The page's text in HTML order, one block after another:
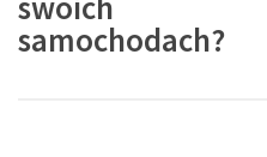
samochodach?